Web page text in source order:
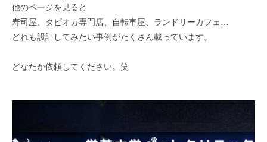
他のページを見ると
寿司屋、タピオカ専門店、自転車屋、ランドリーカフェ…
どれも設計してみたい事例がたくさん載っています。
どなたか依頼してください。笑